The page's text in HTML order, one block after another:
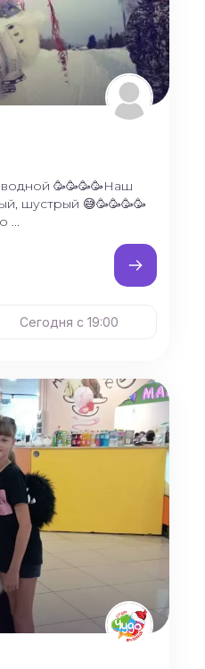
🥳🥳🥳🥳Наш
шустрый 😅🥳🥳🥳🥳
...
Сегодня с 19:00